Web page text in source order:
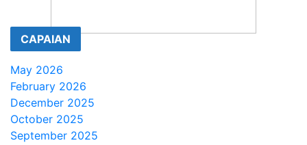
CAPAIAN
May 2026
February 2026
December 2025
October 2025
September 2025